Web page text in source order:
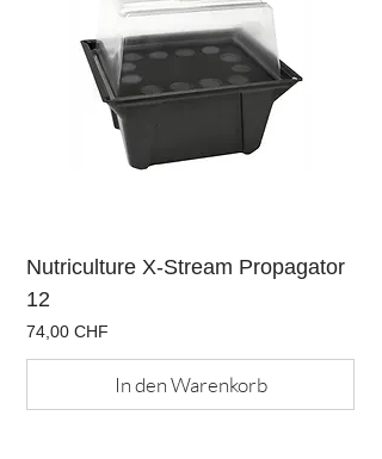
Nutriculture X-Stream Propagator
12
Preis
74,00 CHF
In den Warenkorb